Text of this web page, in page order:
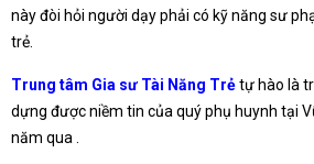
này đòi hỏi người dạy phải có kỹ năng sư
trẻ.
Trung tâm Gia sư Tài Năng Trẻtự hào là
dựng được niềm tin của quý phụ huynh tại
năm qua .